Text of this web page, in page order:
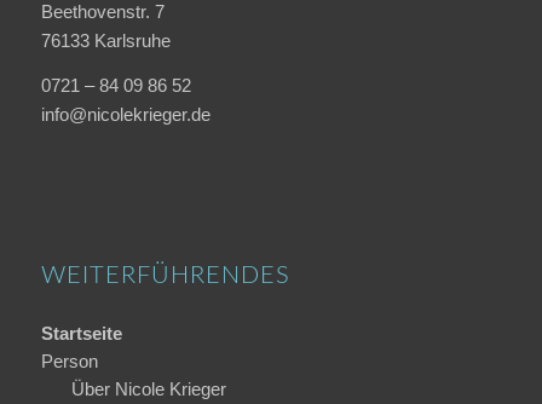
Beethovenstr. 7
76133 Karlsruhe
0721 – 84 09 86 52
info@nicolekrieger.de
WEITERFÜHRENDES
Startseite
Person
Über Nicole Krieger